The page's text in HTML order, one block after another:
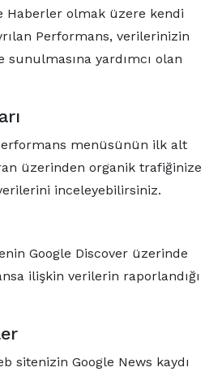
Haberler olmak üzere kendi
Performans, verilerinizin
yardımcı olan
menüsünün ilk alt
üzerinden organik trafiğinize
inceleyebilirsiniz.
Google Discover üzerinde
ilişkin verilerin raporlandığı
sitenizin Google News kaydı